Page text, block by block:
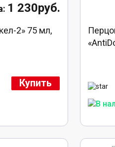
1 230руб.
2» 75 мл,
Купить